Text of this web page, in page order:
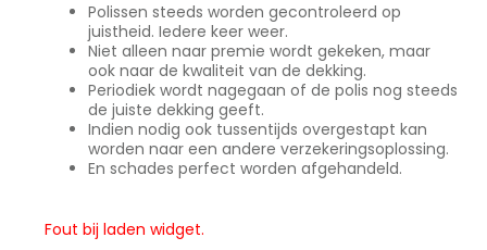
Polissen steeds worden gecontroleerd op
juistheid. Iedere keer weer.
Niet alleen naar premie wordt gekeken, maar
ook naar de kwaliteit van de dekking.
Periodiek wordt nagegaan of de polis nog steeds
de juiste dekking geeft.
Indien nodig ook tussentijds overgestapt kan
worden naar een andere verzekeringsoplossing.
En schades perfect worden afgehandeld.
Fout bij laden widget.